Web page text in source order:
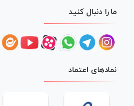
ما را دنبال کنید
نمادهای اعتماد